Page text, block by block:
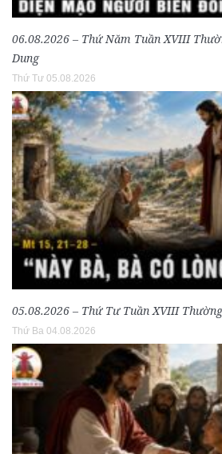
06.08.2026 – Thứ Năm Tuần XVIII
Dung
Thứ Tư 05.08.2026
05.08.2026 – Thứ Tư Tuần XVIII
Thứ Ba 04.08.2026